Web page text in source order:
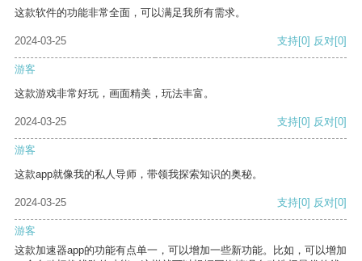
这款软件的功能非常全面，可以满足我所有需求。
2024-03-25 支持[0] 反对[0]
游客
这款游戏非常好玩，画面精美，玩法丰富。
2024-03-25 支持[0] 反对[0]
游客
这款app就像我的私人导师，带领我探索知识的奥秘。
2024-03-25 支持[0] 反对[0]
游客
这款加速器app的功能有点单一，可以增加一些新功能。比如，可以增加